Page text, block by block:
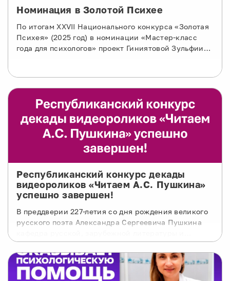
Номинация в Золотой Психее
По итогам XXVII Национального конкурса «Золотая
Психея» (2025 год) в номинации «Мастер-класс
года для психологов» проект Гиниятовой Зульфии
Республиканский конкурс декады
видеороликов «Читаем А.С. Пушкина»
успешно завершен!
В преддверии 227-летия со дня рождения великого
русского поэта Александра Сергеевича Пушкина
издательского дела ВШ ОФ ИГСН провела
традиционный Республиканский конкурс декады
видеороликов иностранных студентов «Читаем А.С.
Пушкина».